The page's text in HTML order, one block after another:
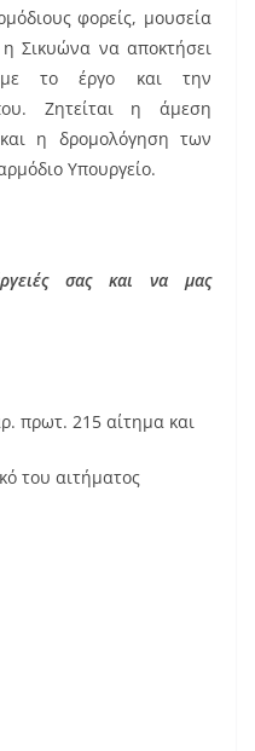
φορείς, μουσεία
Σικυώνα να αποκτήσει
με το έργο και την
Ζητείται η άμεση
η δρομολόγηση των
Υπουργείο.
σας και να μας
πρωτ. 215 αίτημα και
του αιτήματος